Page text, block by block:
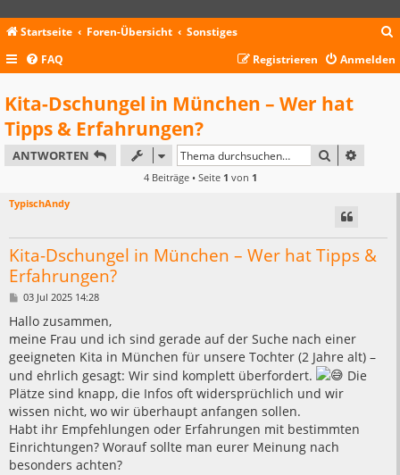
Startseite Foren-Übersicht Sonstiges
c
FAQ Anmelden
Registrieren
Kita-Dschungel in München – Wer hat
Tipps & Erfahrungen?
ANTWORTEN SUCHE
4 Beiträge • Seite 1 von 1
TypischAndy
Kita-Dschungel in München – Wer hat Tipps &
Erfahrungen?
B
i
r
a
g
03 Jul 2025 14:28
Hallo zusammen,
meine Frau und ich sind gerade auf der Suche nach einer
geeigneten Kita in München für unsere Tochter (2 Jahre alt) –
und ehrlich gesagt: Wir sind komplett überfordert.
Die
Plätze sind knapp, die Infos oft widersprüchlich und wir
wissen nicht, wo wir überhaupt anfangen sollen.
Habt ihr Empfehlungen oder Erfahrungen mit bestimmten
Einrichtungen? Worauf sollte man eurer Meinung nach
besonders achten?